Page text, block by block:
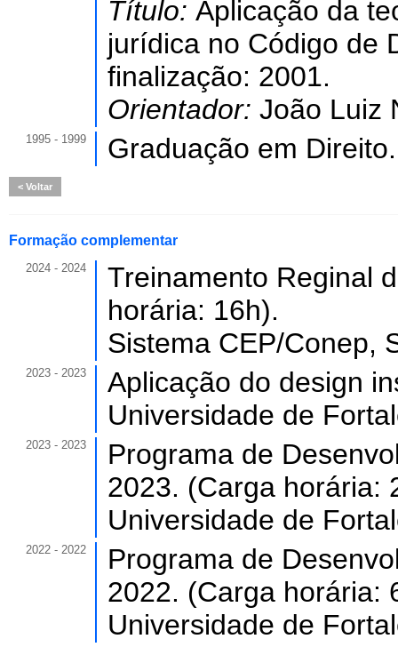
Título: Aplicação da
jurídica no Código de
finalização: 2001.
Orientador: João Luiz
1995 - 1999 Graduação em Direito.
Voltar
Formação complementar
2024 - 2024
Treinamento Reginal
horária: 16h).
Sistema CEP/Conep,
2023 - 2023
Aplicação do design
Universidade de
2023 - 2023
Programa de
2023. (Carga horária:
Universidade de
2022 - 2022
Programa de
2022. (Carga horária:
Universidade de